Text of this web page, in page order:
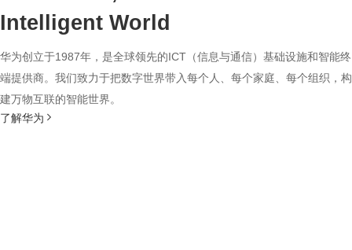
Intelligent World
华为创立于1987年，是全球领先的ICT（信息与通信）基础设施和智能终
端提供商。我们致力于把数字世界带入每个人、每个家庭、每个组织，构
建万物互联的智能世界。
了解华为